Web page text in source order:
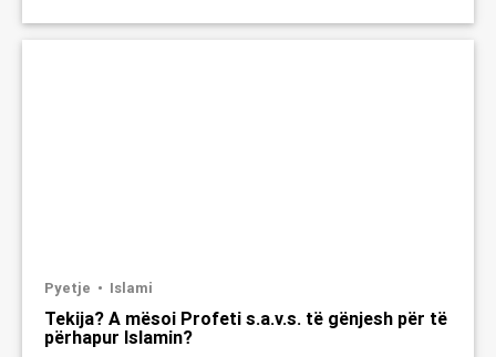
Pyetje Islami
Tekija? A mësoi Profeti s.a.v.s. të gënjesh për të
përhapur Islamin?